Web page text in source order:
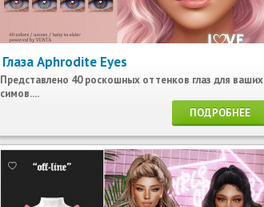
Глаза Aphrodite Eyes
Представлено 40 роскошных оттенков глаз для ваших
симов....
ПОДРОБНЕЕ